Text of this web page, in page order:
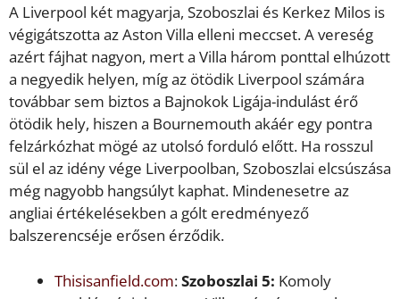
A Liverpool két magyarja, Szoboszlai és Kerkez Milos is
végigátszotta az Aston Villa elleni meccset. A vereség
azért fájhat nagyon, mert a Villa három ponttal elhúzott
a negyedik helyen, míg az ötödik Liverpool számára
továbbar sem biztos a Bajnokok Ligája-indulást érő
ötödik hely, hiszen a Bournemouth akáér egy pontra
felzárkózhat mögé az utolsó forduló előtt. Ha rosszul
sül el az idény vége Liverpoolban, Szoboszlai elcsúszása
még nagyobb hangsúlyt kaphat. Mindenesetre az
angliai értékelésekben a gólt eredményező
balszerencséje erősen érződik.
Thisisanfield.com:Szoboszlai 5: Komoly